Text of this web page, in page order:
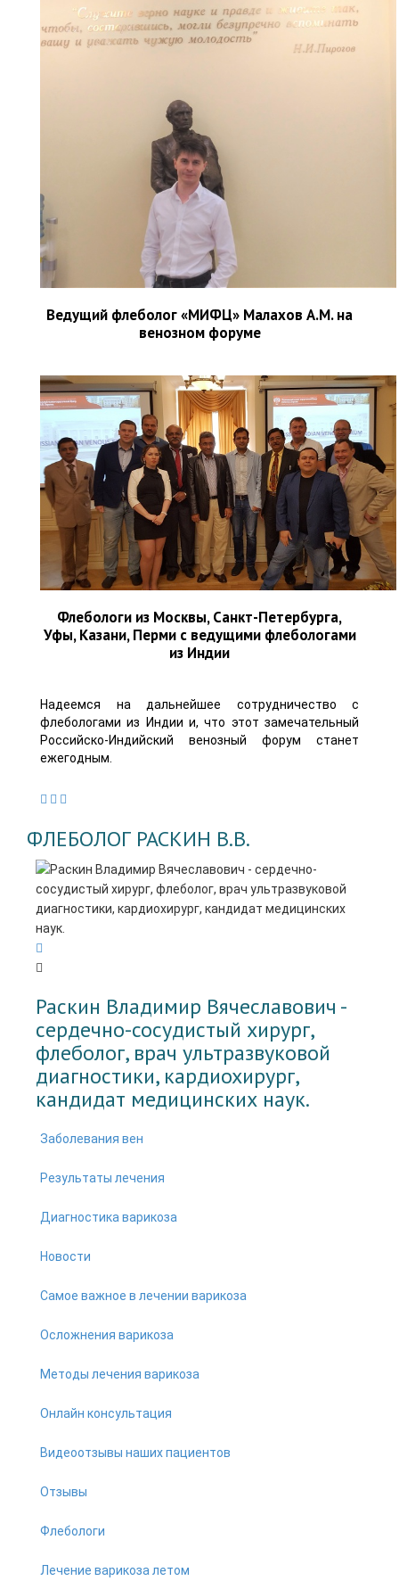
Ведущий флеболог «МИФЦ» Малахов А.М. на
венозном форуме
Флебологи из Москвы, Санкт-Петербурга,
Уфы, Казани, Перми с ведущими флебологами
из Индии
Надеемся на дальнейшее сотрудничество с
флебологами из Индии и, что этот замечательный
Российско-Индийский венозный форум станет
ежегодным.
ФЛЕБОЛОГ РАСКИН В.В.
Раскин Владимир Вячеславович -
cердечно-сосудистый хирург,
флеболог, врач ультразвуковой
диагностики, кардиохирург,
кандидат медицинских наук.
Заболевания вен
Результаты лечения
Диагностика варикоза
Новости
Самое важное в лечении варикоза
Осложнения варикоза
Методы лечения варикоза
Онлайн консультация
Видеоотзывы наших пациентов
Отзывы
Флебологи
Лечение варикоза летом